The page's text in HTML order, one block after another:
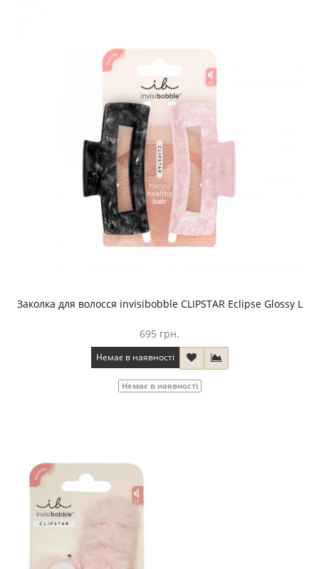
Заколка для волосся invisibobble CLIPSTAR Eclipse Glossy L
695 грн.
Немає в наявності
Немає в наявності